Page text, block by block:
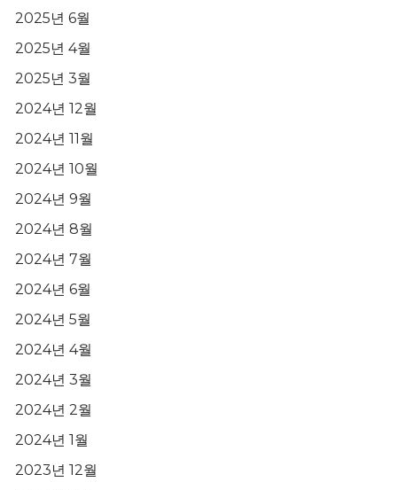
2025년 6월
2025년 4월
2025년 3월
2024년 12월
2024년 11월
2024년 10월
2024년 9월
2024년 8월
2024년 7월
2024년 6월
2024년 5월
2024년 4월
2024년 3월
2024년 2월
2024년 1월
2023년 12월